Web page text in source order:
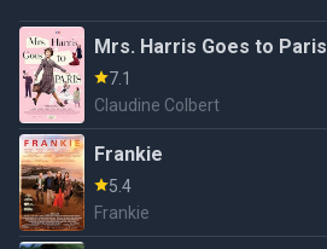
Mrs. Harris Goes to Paris
7.1
Claudine Colbert
Frankie
5.4
Frankie